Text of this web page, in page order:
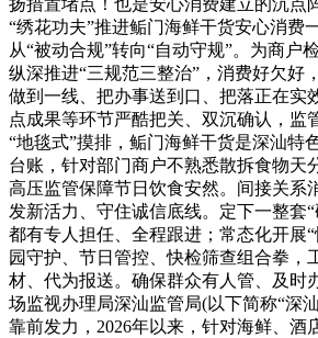
扬措置堵点！也是安心消费建立的沉点
“绣花功夫”推进鲘门海鲜干货安心消费
从“被动合规”转向“自动守规”。为商户
纵深推进“三规范三整治”，消费好欠好
做到一线、把办事送到口、把落正在实
点成果等环节严酷把关、双沉确认，监
“地毯式”摸排，鲘门海鲜干货是深汕特
台账，针对部门商户不熟悉散拆食物天
高压监管保障节日饮食安然。间接关系
发新活力、守住诚信底线。定下一整套
都有专人担任、全程跟进；常态化开展
园守护、节日管控、快检筛查组合拳，
材、代为报送。确保群众有人管、及时
场监视办理局深汕监管局(以下简称“深
靠前发力，2026年以来，针对海鲜、酒